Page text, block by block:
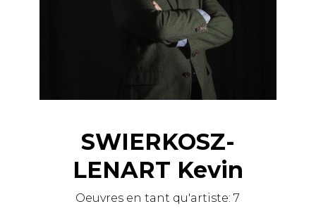
SWIERKOSZ-
LENART Kevin
Oeuvres en tant qu'artiste:7